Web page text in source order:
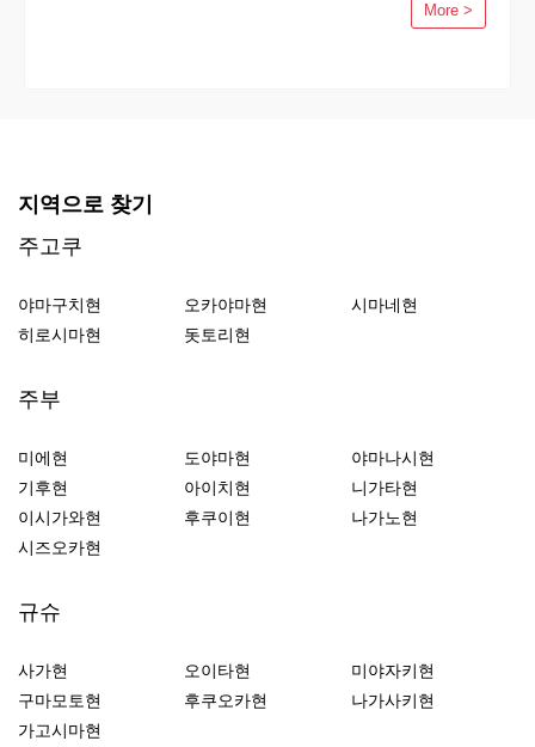
More >
지역으로 찾기
주고쿠
야마구치현 오카야마현
시마네현
히로시마현
돗토리현
주부
미에현 도야마현
야마나시현
기후현
아이치현
니가타현
이시가와현
후쿠이현
나가노현
시즈오카현
규슈
사가현 오이타현
미야자키현
구마모토현
후쿠오카현
나가사키현
가고시마현